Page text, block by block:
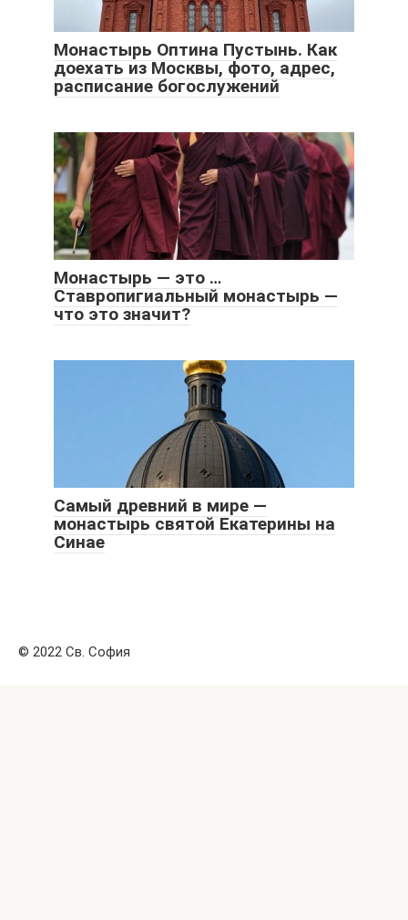
Монастырь Оптина Пустынь. Как
доехать из Москвы, фото, адрес,
расписание богослужений
Монастырь — это …
Ставропигиальный монастырь —
что это значит?
Самый древний в мире —
монастырь святой Екатерины на
Синае
© 2022 Св. София